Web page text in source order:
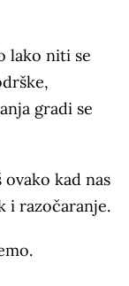
lako niti se
gradi se
kad nas
i razočaranje.